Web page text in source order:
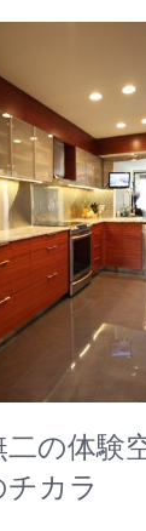
の体験
カラ